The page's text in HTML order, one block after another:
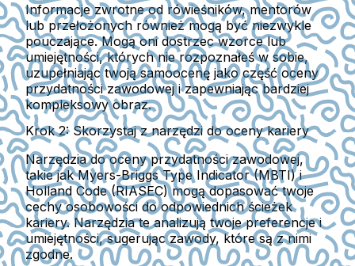
Informacje zwrotne od rówieśników, mentorów
lub przełożonych również mogą być niezwykle
pouczające. Mogą oni dostrzec wzorce lub
umiejętności, których nie rozpoznałeś w sobie,
uzupełniając twoją samoocenę jako część oceny
przydatności zawodowej i zapewniając bardziej
kompleksowy obraz.
Krok 2: Skorzystaj z narzędzi do oceny kariery
Narzędzia do oceny przydatności zawodowej,
takie jak Myers-Briggs Type Indicator (MBTI) i
Holland Code (RIASEC) mogą dopasować twoje
cechy osobowości do odpowiednich ścieżek
kariery. Narzędzia te analizują twoje preferencje i
umiejętności, sugerując zawody, które są z nimi
zgodne.